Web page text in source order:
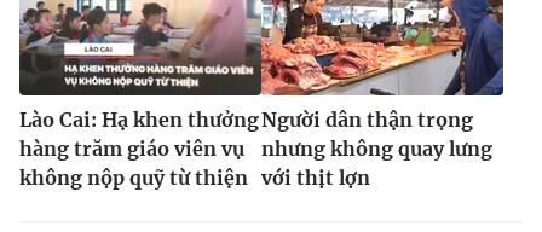
Lào Cai: Hạ khen thưởng
hàng trăm giáo viên vụ
không nộp quỹ từ thiện
Người dân thận trọng
nhưng không quay lưng
với thịt lợn